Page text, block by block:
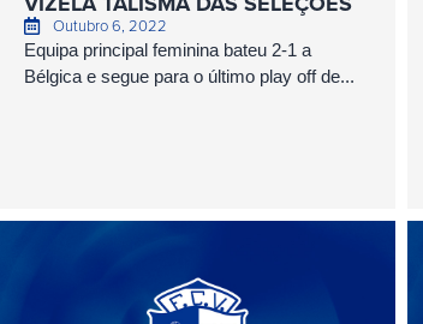
Outubro 6, 2022
Equipa principal feminina bateu 2-1 a
Bélgica e segue para o último play off de...